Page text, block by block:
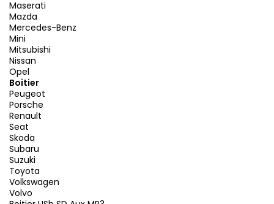
Maserati
Mazda
Mercedes-Benz
Mini
Mitsubishi
Nissan
Opel
Boitier
Peugeot
Porsche
Renault
Seat
Skoda
Subaru
Suzuki
Toyota
Volkswagen
Volvo